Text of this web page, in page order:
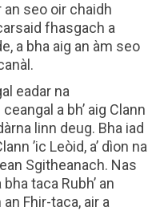
an seo oir chaidh
fhasgach a
a bha aig an àm seo
eadar na
a bh’ aig Clann
linn deug. Bha iad
’ic Leòid, a’ dìon na
Sgitheanach. Nas
taca Rubh’ an
Fhir-taca, air a